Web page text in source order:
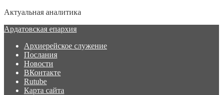
Актуальная аналитика
Ардатовская епархия
Архиерейское служение
Послания
Новости
ВКонтакте
Rutube
Карта сайта